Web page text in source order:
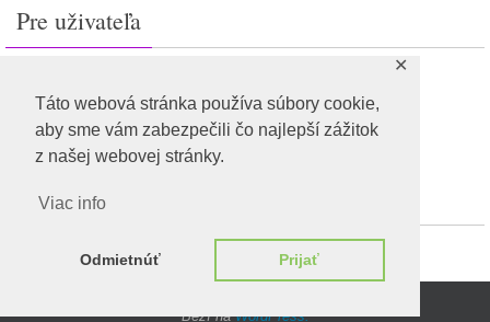
Táto webová stránka používa súbory cookie,
aby sme vám zabezpečili čo najlepší zážitok
z našej webovej stránky.
Viac info
Odmietnúť Prijať
✕
Pre uživateľa
Feed záznamov
RSS feed komentárov
WordPress.org
Beží naWordPress.